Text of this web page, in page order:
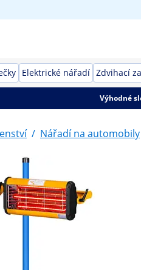
Elektrické nářadí Zdvihací
Výhodné
/ Nářadí na automobily